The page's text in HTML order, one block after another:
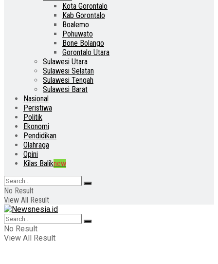
Kota Gorontalo
Kab Gorontalo
Boalemo
Pohuwato
Bone Bolango
Gorontalo Utara
Sulawesi Utara
Sulawesi Selatan
Sulawesi Tengah
Sulawesi Barat
Nasional
Peristiwa
Politik
Ekonomi
Pendidikan
Olahraga
Opini
Kilas Baliknew
No Result
View All Result
No Result
View All Result